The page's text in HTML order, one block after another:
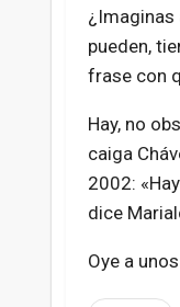
pueden,
frase con
Hay, no
caiga
2002:
dice
Oye a